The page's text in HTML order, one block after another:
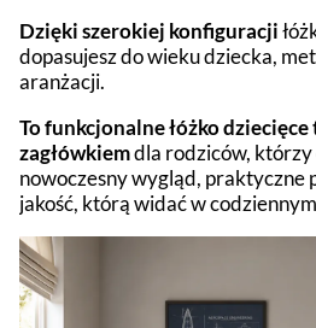
Dzięki szerokiej konfiguracji
dopasujesz do wieku dziecka,
aranżacji.
To funkcjonalne łóżko
zagłówkiemdla rodziców, którzy
nowoczesny wygląd, praktyczne
jakość, którą widać w